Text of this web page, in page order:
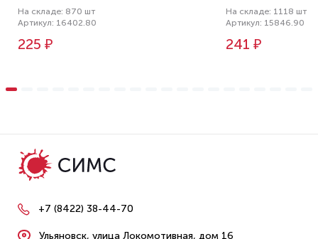
На складе: 870 шт
Артикул: 16402.80
225 ₽
На складе: 1118 шт
Артикул: 15846.90
241 ₽
+7 (8422) 38-44-70
Ульяновск, улица Локомотивная, дом 16